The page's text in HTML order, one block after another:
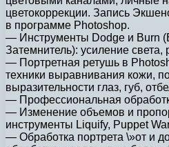
цветокоррекции. Запись
в программе Photoshop.
— Инструменты Dodge и Burn
Затемнитель): усиление
— Портретная ретушь в
техники выравнивания кожи,
выразительности глаз, губ,
— Профессиональная
— Изменение объемов и
инструменты Liquify, Puppet
— Обработка портрета \»от и